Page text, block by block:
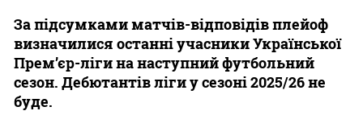
За підсумками матчів-відповідів плейоф
визначилися останні учасники Української
Прем’єр-ліги на наступний футбольний
сезон. Дебютантів ліги у сезоні 2025/26 не
буде.